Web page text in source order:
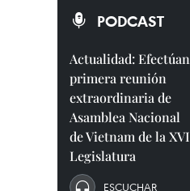
PODCAST
Actualidad: Efectúan
primera reunión
extraordinaria de
Asamblea Nacional
de Vietnam de la XVI
Legislatura
ESCUCHAR